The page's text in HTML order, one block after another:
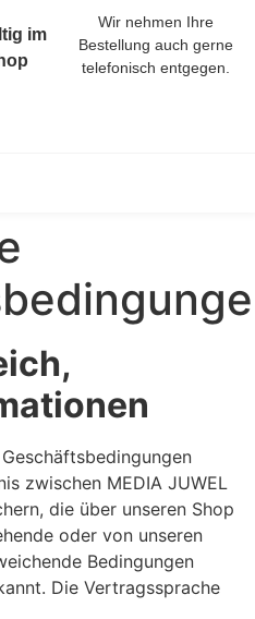
im
Wir nehmen Ihre
Bestellung auch gerne
telefonisch entgegen.
zwischen MEDIA JUWEL
die über unseren Shop
oder von unseren
Bedingungen
Die Vertragssprache